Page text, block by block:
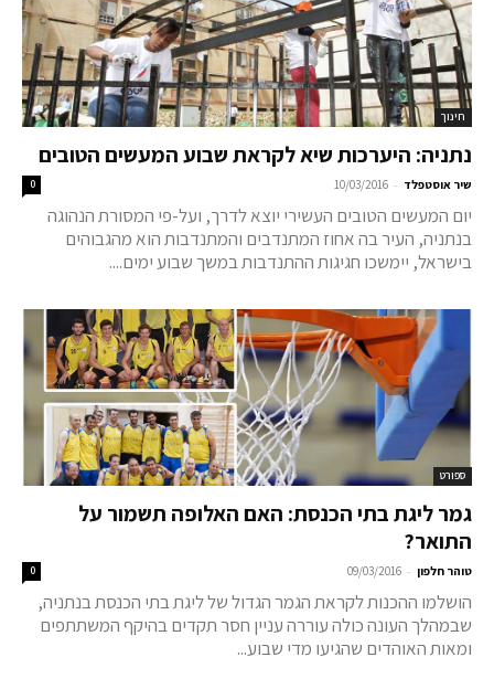
חינוך
נתניה: היערכות שיא לקראת שבוע המעשים הטובים
שיר אוסטפלד -
10/03/2016
0
יום המעשים הטובים העשירי יוצא לדרך, ועל-פי המסורת הנהוגה
בנתניה, העיר בה אחוז המתנדבים והמתנדבות הוא מהגבוהים
בישראל, יימשכו חגיגות ההתנדבות במשך שבוע ימים....
ספורט
גמר ליגת בתי הכנסת: האם האלופה תשמור על
התואר?
טוהר חלפון -
09/03/2016
0
הושלמו ההכנות לקראת הגמר הגדול של ליגת בתי הכנסת בנתניה,
שבמהלך העונה כולה עוררה עניין חסר תקדים בהיקף המשתתפים
ומאות האוהדים שהגיעו מדי שבוע...